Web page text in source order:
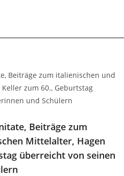
Beiträge zum
Mittelalter, Hagen
überreicht von seinen